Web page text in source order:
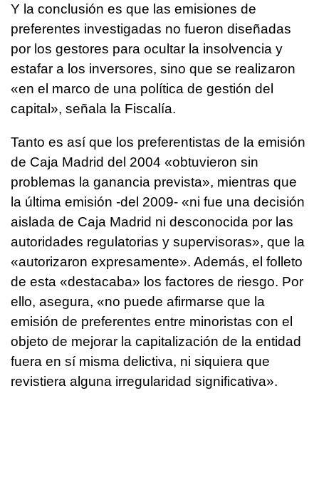
Y la conclusión es que las emisiones de
preferentes investigadas no fueron diseñadas
por los gestores para ocultar la insolvencia y
estafar a los inversores, sino que se realizaron
«en el marco de una política de gestión del
capital», señala la Fiscalía.
Tanto es así que los preferentistas de la emisión
de Caja Madrid del 2004 «obtuvieron sin
problemas la ganancia prevista», mientras que
la última emisión -del 2009- «ni fue una decisión
aislada de Caja Madrid ni desconocida por las
autoridades regulatorias y supervisoras», que la
«autorizaron expresamente». Además, el folleto
de esta «destacaba» los factores de riesgo. Por
ello, asegura, «no puede afirmarse que la
emisión de preferentes entre minoristas con el
objeto de mejorar la capitalización de la entidad
fuera en sí misma delictiva, ni siquiera que
revistiera alguna irregularidad significativa».